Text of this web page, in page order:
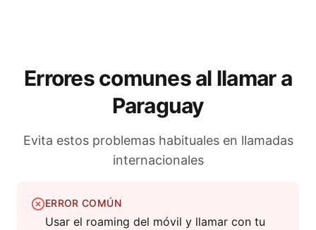
Errores comunes al llamar a
Paraguay
Evita estos problemas habituales en llamadas
internacionales
ERROR COMÚN
Usar el roaming del móvil y llamar con tu